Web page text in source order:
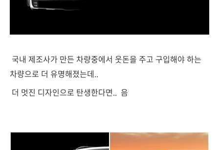
국내 제조사가 만든 차량중에서 웃돈을 주고 구입해야 하는
차량으로 더 유명해졌는데..
더 멋진 디자인으로 탄생한다면.. 음